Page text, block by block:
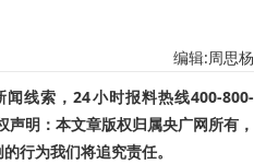
编辑:周思杨
线索，24小时报料热线400-800-
明：本文章版权归属央广网所有，
行为我们将追究责任。